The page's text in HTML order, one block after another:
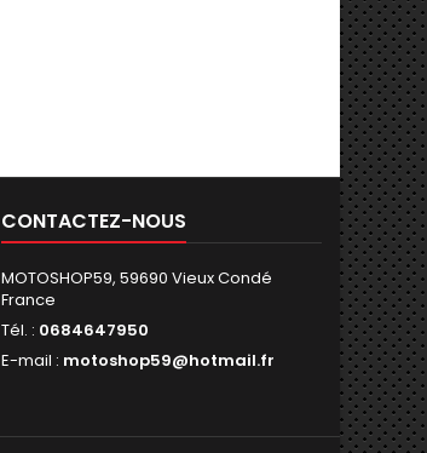
CONTACTEZ-NOUS
MOTOSHOP59, 59690 Vieux Condé
France
Tél. : 0684647950
E-mail : motoshop59@hotmail.fr